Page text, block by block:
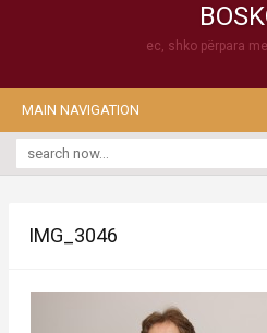
ec, shko përpara
MAIN NAVIGATION
IMG_3046